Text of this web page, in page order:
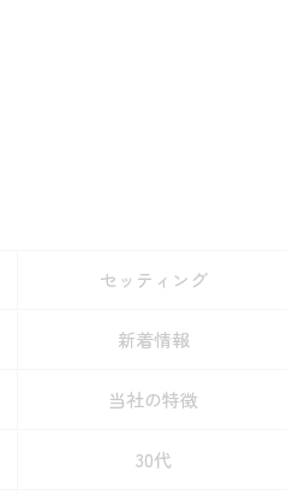
セッティング
新着情報
当社の特徴
30代